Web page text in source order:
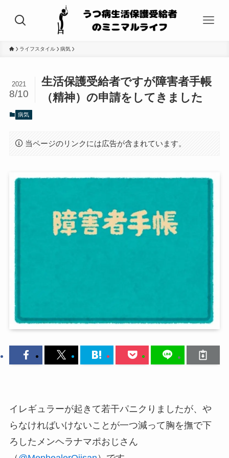
ライフスタイル 病気
生活保護受給者ですが障害者手帳
（精神）の申請をしてきました
2021
8/10
病気
当ページのリンクには広告が含まれています。
イレギュラーが起きて若干パニクりましたが、や
らなければいけないことが一つ減って胸を撫で下
ろしたメンヘラナマポおじさん